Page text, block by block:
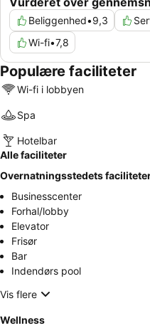
Beliggenhed•9,3
Wi-fi•7,8
Populære faciliteter
Wi-fi i lobbyen
Spa
Hotelbar
Alle faciliteter
Overnatningsstedets
Businesscenter
Forhal/lobby
Elevator
Frisør
Bar
Indendørs pool
Vis flere
Wellness